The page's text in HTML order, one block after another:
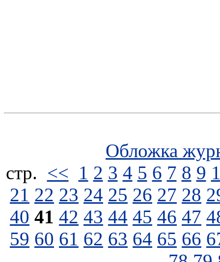
Обложка
стp. << 1 2 3 4 5 6 7 8 9
21 22 23 24 25 26 27 28
40 41 42 43 44 45 46 47
59 60 61 62 63 64 65 66